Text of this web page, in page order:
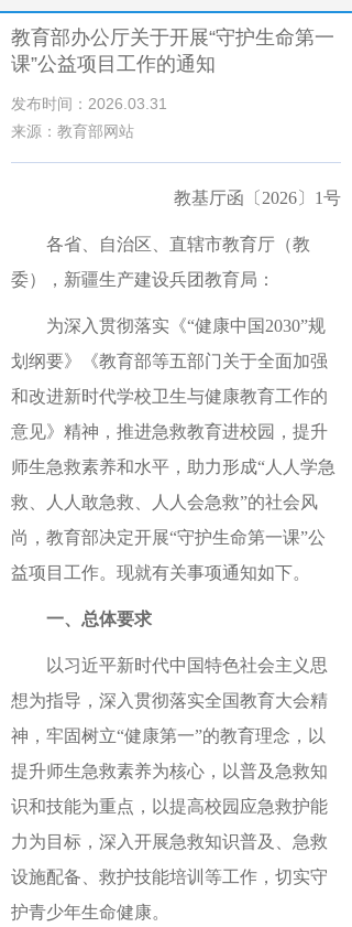
教育部办公厅关于开展“守护生命第一
课”公益项目工作的通知
发布时间：2026.03.31
来源：教育部网站
教基厅函〔2026〕1号
各省、自治区、直辖市教育厅（教
委），新疆生产建设兵团教育局：
为深入贯彻落实《“健康中国2030”规
划纲要》《教育部等五部门关于全面加强
和改进新时代学校卫生与健康教育工作的
意见》精神，推进急救教育进校园，提升
师生急救素养和水平，助力形成“人人学急
救、人人敢急救、人人会急救”的社会风
尚，教育部决定开展“守护生命第一课”公
益项目工作。现就有关事项通知如下。
一、总体要求
以习近平新时代中国特色社会主义思
想为指导，深入贯彻落实全国教育大会精
神，牢固树立“健康第一”的教育理念，以
提升师生急救素养为核心，以普及急救知
识和技能为重点，以提高校园应急救护能
力为目标，深入开展急救知识普及、急救
设施配备、救护技能培训等工作，切实守
护青少年生命健康。